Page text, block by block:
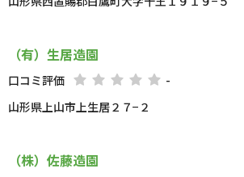
（有）生居造園
口コミ評価
-
山形県上山市上生居２７−２
（株）佐藤造園